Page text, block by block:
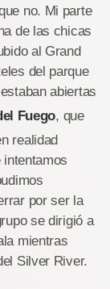
no. Mi parte
de las chicas
al Grand
del parque
abiertas
Fuego, que
realidad
por ser la
se dirigió a
mientras
Silver River.